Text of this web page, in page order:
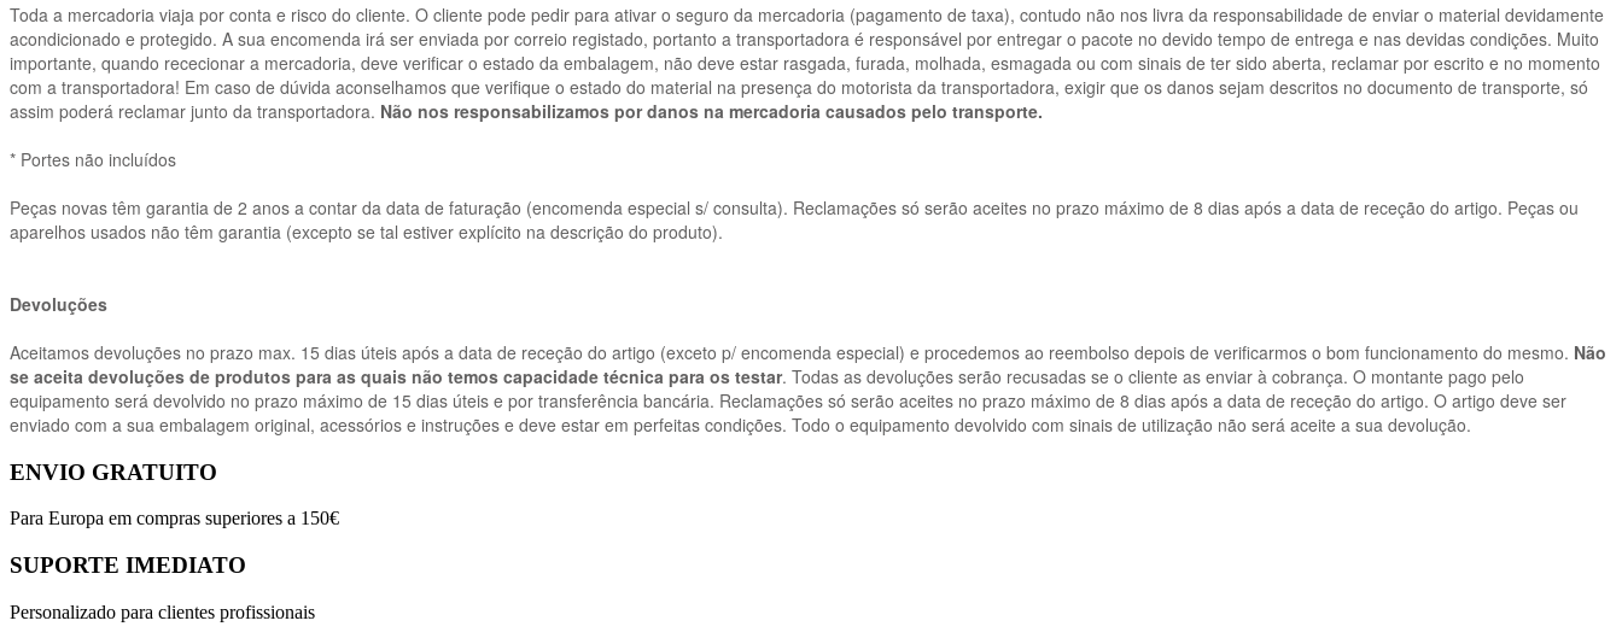
Toda a mercadoria viaja por conta e risco do cliente. O cliente pode pedir para ativar o seguro da mercadoria (pagamento de taxa), contudo não nos livra da responsabilidade de enviar o material devidamente
acondicionado e protegido. A sua encomenda irá ser enviada por correio registado, portanto a transportadora é responsável por entregar o pacote no devido tempo de entrega e nas devidas condições. Muito
importante, quando rececionar a mercadoria, deve verificar o estado da embalagem, não deve estar rasgada, furada, molhada, esmagada ou com sinais de ter sido aberta, reclamar por escrito e no momento
com a transportadora! Em caso de dúvida aconselhamos que verifique o estado do material na presença do motorista da transportadora, exigir que os danos sejam descritos no documento de transporte, só
assim poderá reclamar junto da transportadora. Não nos responsabilizamos por danos na mercadoria causados pelo transporte.
* Portes não incluídos
Peças novas têm garantia de 2 anos a contar da data de faturação (encomenda especial s/ consulta). Reclamações só serão aceites no prazo máximo de 8 dias após a data de receção do artigo. Peças ou
aparelhos usados não têm garantia (excepto se tal estiver explícito na descrição do produto).
Devoluções
Aceitamos devoluções no prazo max. 15 dias úteis após a data de receção do artigo (exceto p/ encomenda especial) e procedemos ao reembolso depois de verificarmos o bom funcionamento do mesmo. Não
se aceita devoluções de produtos para as quais não temos capacidade técnica para os testar. Todas as devoluções serão recusadas se o cliente as enviar à cobrança. O montante pago pelo
equipamento será devolvido no prazo máximo de 15 dias úteis e por transferência bancária. Reclamações só serão aceites no prazo máximo de 8 dias após a data de receção do artigo. O artigo deve ser
enviado com a sua embalagem original, acessórios e instruções e deve estar em perfeitas condições. Todo o equipamento devolvido com sinais de utilização não será aceite a sua devolução.
ENVIO GRATUITO
Para Europa em compras superiores a 150€
SUPORTE IMEDIATO
Personalizado para clientes profissionais